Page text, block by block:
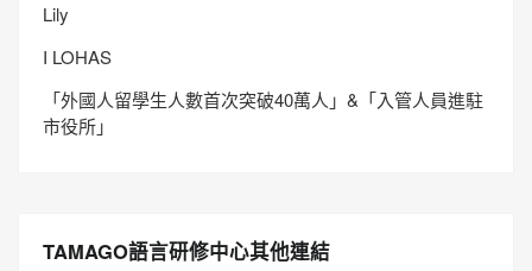
Lily
I LOHAS
「外國人留學生人數首次突破40萬人」&「入管人員進駐
市役所」
TAMAGO語言研修中心其他連結